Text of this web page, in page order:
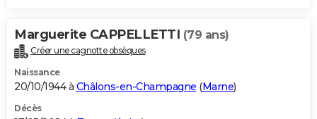
Marguerite CAPPELLETTI (79 ans)
Créer une cagnotte obsèques
Naissance
20/10/1944 à Châlons-en-Champagne (Marne)
Décès